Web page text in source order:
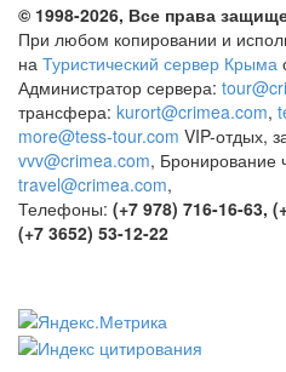
© 1998-2026, Все права
При любом копировании и
на Туристический сервер Крыма
Администратор сервера:
трансфера: kurort@crimea.com,
more@tess-tour.com VIP-отдых,
vvv@crimea.com, Бронирование
travel@crimea.com,
Телефоны: (+7 978) 716-16-63,
(+7 3652) 53-12-22